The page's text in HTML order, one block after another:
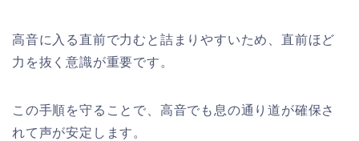
高音に入る直前で力むと詰まりやすいため、直前ほど
力を抜く意識が重要です。
この手順を守ることで、高音でも息の通り道が確保さ
れて声が安定します。